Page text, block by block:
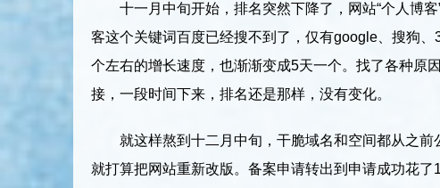
十一月中旬开始，排名突然下降了，网站“个人博
客这个关键词百度已经搜不到了，仅有google、搜狗
个左右的增长速度，也渐渐变成5天一个。找了各种原
接，一段时间下来，排名还是那样，没有变化。
就这样熬到十二月中旬，干脆域名和空间都从之
就打算把网站重新改版。备案申请转出到申请成功花